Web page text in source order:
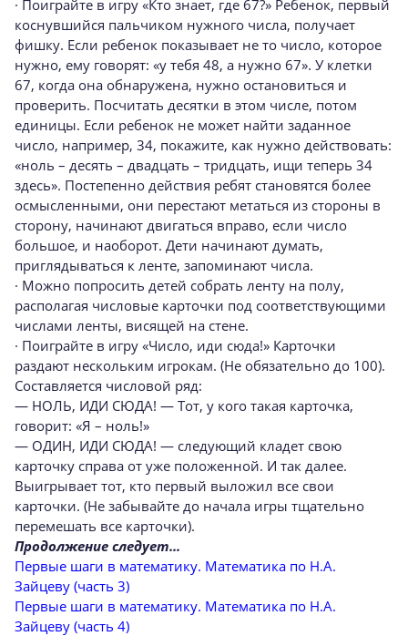
· Поиграйте в игру «Кто знает, где 67?» Ребенок, первый
коснувшийся пальчиком нужного числа, получает
фишку. Если ребенок показывает не то число, которое
нужно, ему говорят: «у тебя 48, а нужно 67». У клетки
67, когда она обнаружена, нужно остановиться и
проверить. Посчитать десятки в этом числе, потом
единицы. Если ребенок не может найти заданное
число, например, 34, покажите, как нужно действовать:
«ноль – десять – двадцать – тридцать, ищи теперь 34
здесь». Постепенно действия ребят становятся более
осмысленными, они перестают метаться из стороны в
сторону, начинают двигаться вправо, если число
большое, и наоборот. Дети начинают думать,
приглядываться к ленте, запоминают числа.
· Можно попросить детей собрать ленту на полу,
располагая числовые карточки под соответствующими
числами ленты, висящей на стене.
· Поиграйте в игру «Число, иди сюда!» Карточки
раздают нескольким игрокам. (Не обязательно до 100).
Составляется числовой ряд:
— НОЛЬ, ИДИ СЮДА! — Тот, у кого такая карточка,
говорит: «Я – ноль!»
— ОДИН, ИДИ СЮДА! — следующий кладет свою
карточку справа от уже положенной. И так далее.
Выигрывает тот, кто первый выложил все свои
карточки. (Не забывайте до начала игры тщательно
перемешать все карточки).
Продолжение следует...
Первые шаги в математику. Математика по Н.А.
Зайцеву (часть 3)
Первые шаги в математику. Математика по Н.А.
Зайцеву (часть 4)